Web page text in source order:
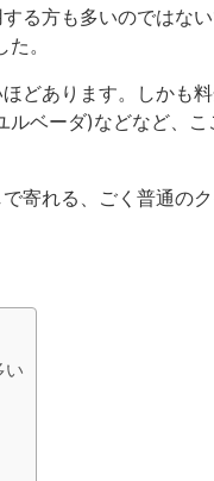
る方も多いのではな
。
どあります。しかも
ベーダ)などなど、
寄れる、ごく普通の
い